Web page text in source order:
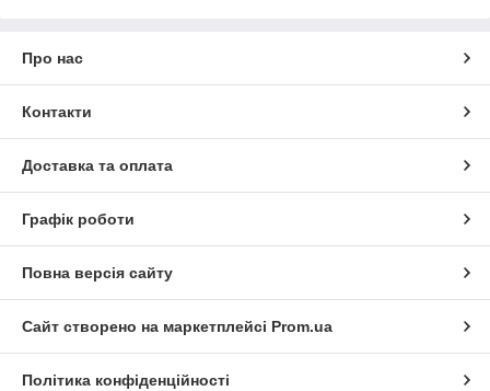
Про нас
Контакти
Доставка та оплата
Графік роботи
Повна версія сайту
Сайт створено на маркетплейсі Prom.ua
Політика конфіденційності